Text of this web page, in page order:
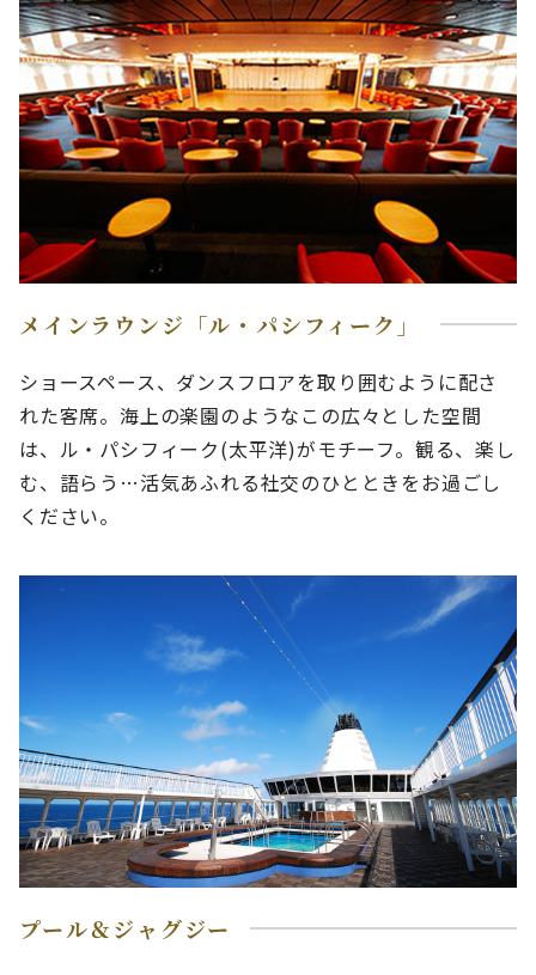
メインラウンジ「ル・パシフィーク」
ショースペース、ダンスフロアを取り囲むように配さ
れた客席。海上の楽園のようなこの広々とした空間
は、ル・パシフィーク(太平洋)がモチーフ。観る、楽し
む、語らう…活気あふれる社交のひとときをお過ごし
ください。
プール＆ジャグジー